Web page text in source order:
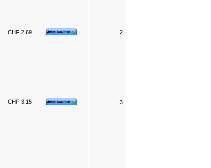
CHF 2.69 2
CHF 3.15 3